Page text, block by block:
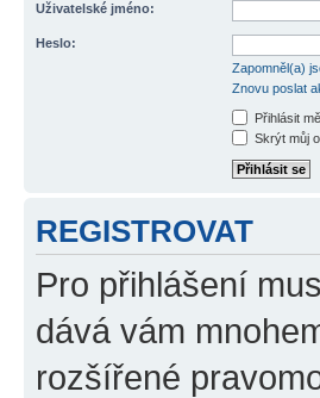
Uživatelské jméno:
Heslo:
Zapomněl(a)
Znovu poslat
Přihlásit
Skrýt můj
REGISTROVAT
Pro přihlášení
dává vám
rozšířené